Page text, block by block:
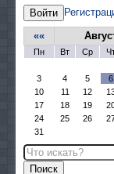
Войти
««
Пн Вт Ср
3
4 5 6
10
11 12
17
18 19
24
25 26
31
Поиск